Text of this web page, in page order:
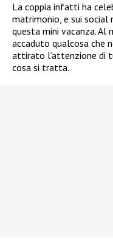
La coppia infatti ha
matrimonio, e sui social
questa mini vacanza. Al
accaduto qualcosa che
attirato l’attenzione di
cosa si tratta.